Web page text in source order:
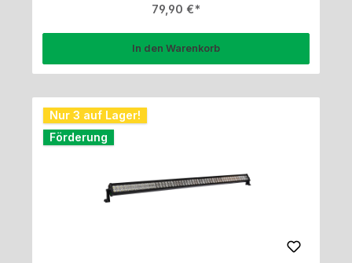
Regulärer Preis:
79,90 €
In den Warenkorb
Nur 3 auf Lager!
Förderung